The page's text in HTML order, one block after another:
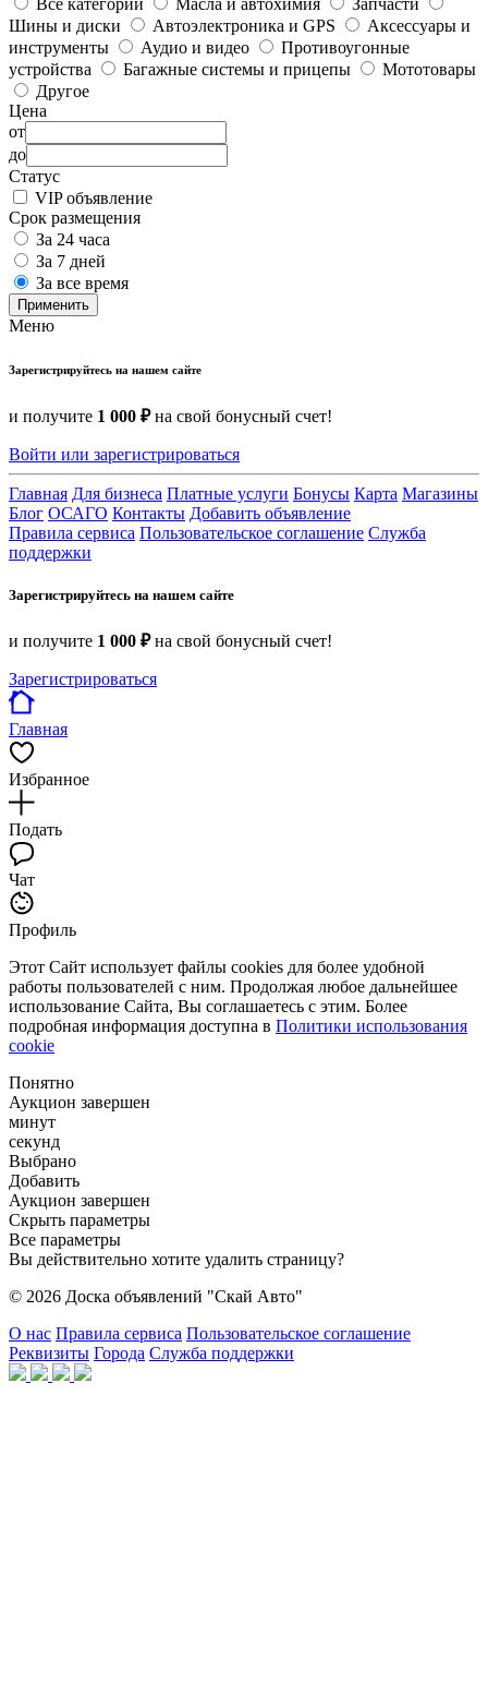
Шины и диски
Автоэлектроника и GPS
Аксессуары и
инструменты
Аудио и видео
Противоугонные
устройства
Багажные системы и прицепы
Мототовары
Другое
Цена
от
до
Статус
VIP объявление
Срок размещения
За 24 часа
За 7 дней
За все время
Применить
Меню
Зарегистрируйтесь на нашем сайте
и получите 1 000 ₽на свой бонусный счет!
Войти или зарегистрироваться
Главная Для бизнеса Платные услуги Бонусы Карта Магазины
Блог ОСАГО Контакты Добавить объявление
Правила сервиса Пользовательское соглашение Служба
поддержки
Зарегистрируйтесь на нашем сайте
и получите 1 000 ₽на свой бонусный счет!
Зарегистрироваться
Главная
Избранное
Подать
Чат
Профиль
Этот Сайт использует файлы cookies для более удобной
работы пользователей с ним. Продолжая любое дальнейшее
использование Сайта, Вы соглашаетесь с этим. Более
подробная информация доступна в Политики использования
cookie
Понятно
Аукцион завершен
минут
секунд
Выбрано
Добавить
Аукцион завершен
Скрыть параметры
Все параметры
Вы действительно хотите удалить страницу?
© 2026 Доска объявлений "Скай Авто"
О нас Правила сервиса Пользовательское соглашение
Реквизиты Города Служба поддержки